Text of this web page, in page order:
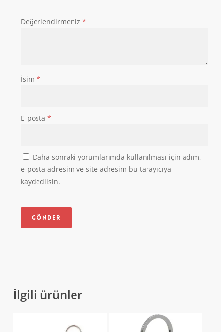
Değerlendirmeniz *
İsim *
E-posta *
Daha sonraki yorumlarımda kullanılması için adım,
e-posta adresim ve site adresim bu tarayıcıya
kaydedilsin.
İlgili ürünler